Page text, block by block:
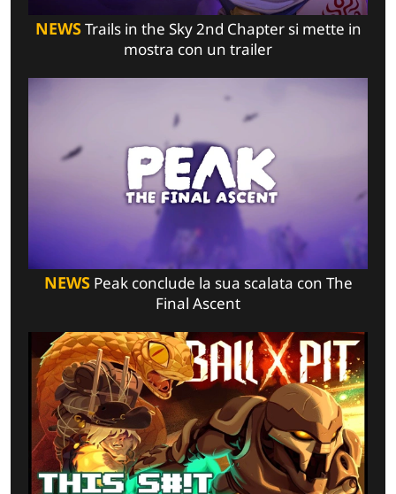
NEWSTrails in the Sky 2nd Chapter si mette in
mostra con un trailer
NEWSPeak conclude la sua scalata con The
Final Ascent